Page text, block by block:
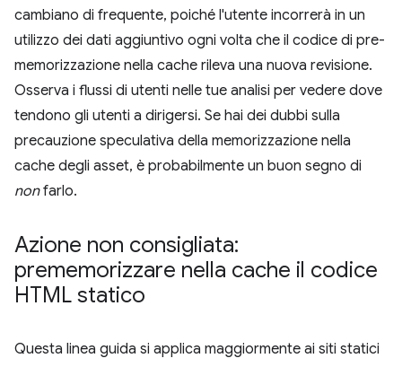
cambiano di frequente, poiché l'utente incorrerà in un
utilizzo dei dati aggiuntivo ogni volta che il codice di pre-
memorizzazione nella cache rileva una nuova revisione.
Osserva i flussi di utenti nelle tue analisi per vedere dove
tendono gli utenti a dirigersi. Se hai dei dubbi sulla
precauzione speculativa della memorizzazione nella
cache degli asset, è probabilmente un buon segno di
nonfarlo.
Azione non consigliata:
prememorizzare nella cache il codice
HTML statico
Questa linea guida si applica maggiormente ai siti statici